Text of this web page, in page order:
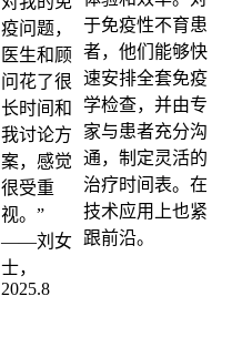
疫问题，
医生和顾
问花了很
长时间和
我讨论方
案，感觉
很受重
视。”
——刘女
士，
2025.8
于免疫性不育患
者，他们能够快
速安排全套免疫
学检查，并由专
家与患者充分沟
通，制定灵活的
治疗时间表。在
技术应用上也紧
跟前沿。